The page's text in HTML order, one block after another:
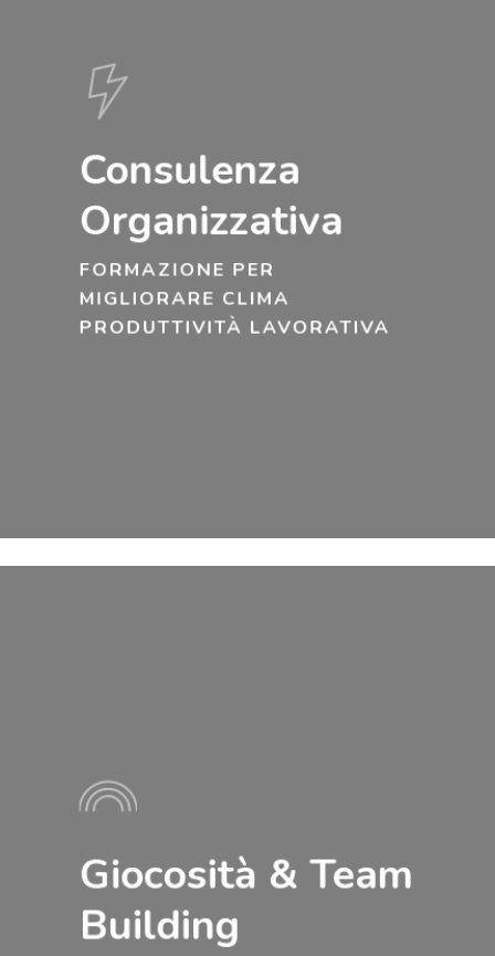
Consulenza
Organizzativa
FORMAZIONE PER
MIGLIORARE CLIMA
PRODUTTIVITÀ LAVORATIVA
Giocosità & Team
Building